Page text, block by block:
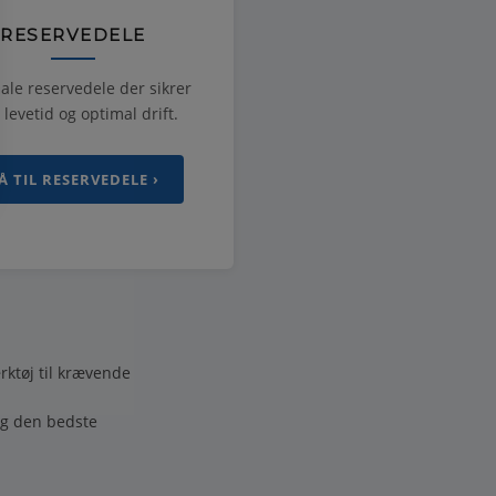
RESERVEDELE
reservedele der sikrer
levetid og optimal drift.
TIL RESERVEDELE ›
til krævende
den bedste